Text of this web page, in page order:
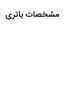
مشخصات باتری